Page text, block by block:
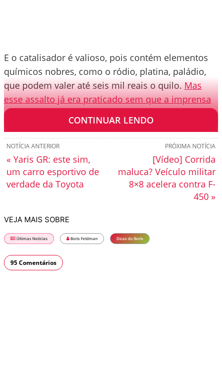
E o catalisador é valioso, pois contém elementos
químicos nobres, como o ródio, platina, paládio,
que podem valer até seis mil reais o quilo.Mas
esse assalto já era praticado sem que a imprensa
noticiasse…
CONTINUAR LENDO
PRÓXIMA NOTÍCIA
[Vídeo] Corrida
maluca? Veículo militar
8×8 acelera contra F-
450 »
NOTÍCIA ANTERIOR
« Yaris GR: este sim,
um carro esportivo de
verdade da Toyota
VEJA MAIS SOBRE
Últimas Notícias Boris Feldman Dicas do Boris
95 Comentários